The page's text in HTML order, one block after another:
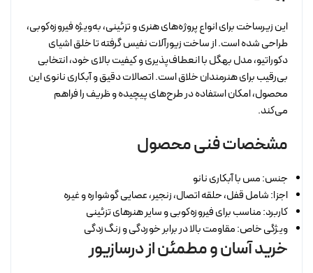
این زیرساخت برای انواع پروژه‌های هنری و تزئینی، به‌ویژه فیروزه‌کوبی،
طراحی شده است. از ساخت زیورآلات نفیس گرفته تا خلق اشیای
دکوراتیو، مدل بهگل با انعطاف‌پذیری و کیفیت بالای خود، انتخابی
بی‌رقیب برای هنرمندان خلاق است. اتصالات دقیق و آبکاری نانوی این
محصول، امکان استفاده در طرح‌های پیچیده و ظریف را فراهم
می‌کند.
مشخصات فنی محصول
جنس: مس با آبکاری نانو
اجزا: شامل قفل، حلقه اتصال، زنجیر، عصایی گوشواره و غیره
کاربرد: مناسب برای فیروزه‌کوبی و سایر هنرهای تزئینی
ویژگی خاص: مقاومت بالا در برابر خوردگی و زنگ‌زدگی
خرید آسان و مطمئن از درسازیور